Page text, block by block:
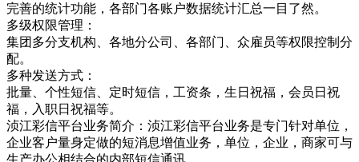
完善的统计功能，各部门各账户数据统计汇总一目了然。
多级权限管理：
集团多分支机构、各地分公司、各部门、众雇员等权限控制分
配。
多种发送方式：
批量、个性短信、定时短信，工资条，生日祝福，会员日祝
福，入职日祝福等。
浈江彩信平台业务简介：浈江彩信平台业务是专门针对单位，
企业客户量身定做的短消息增值业务，单位，企业，商家可与
生产办公相结合的内部短信通讯，